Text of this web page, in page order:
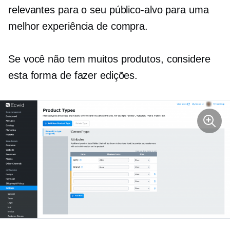
relevantes para o seu público-alvo para uma
melhor experiência de compra.
Se você não tem muitos produtos, considere
esta forma de fazer edições.